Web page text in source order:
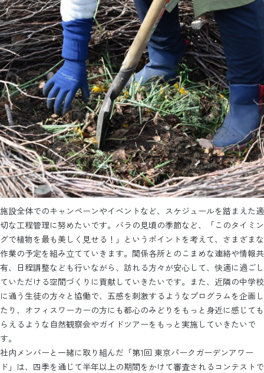
施設全体でのキャンペーンやイベントなど、スケジュールを踏まえた適
切な工程管理に努めたいです。バラの見頃の季節など、「このタイミン
グで植物を最も美しく見せる！」というポイントを考えて、さまざまな
作業の予定を組み立てていきます。関係各所とのこまめな連絡や情報共
有、日程調整なども行いながら、訪れる方々が安心して、快適に過ごし
ていただける空間づくりに貢献していきたいです。また、近隣の中学校
に通う生徒の方々と協働で、五感を刺激するようなプログラムを企画し
たり、オフィスワーカーの方にも都心のみどりをもっと身近に感じても
らえるような自然観察会やガイドツアーをもっと実施していきたいで
す。
社内メンバーと一緒に取り組んだ「第1回 東京パークガーデンアワー
ド」は、四季を通じて半年以上の期間をかけて審査されるコンテストで